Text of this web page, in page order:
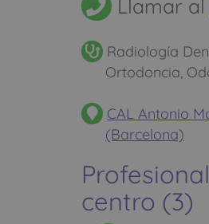
Llamar al
Radiología
Ortodoncia,
CAL Antonio
(Barcelona)
centro (3)